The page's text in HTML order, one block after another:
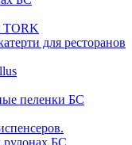
TORK
для ресторанов
пеленки БС